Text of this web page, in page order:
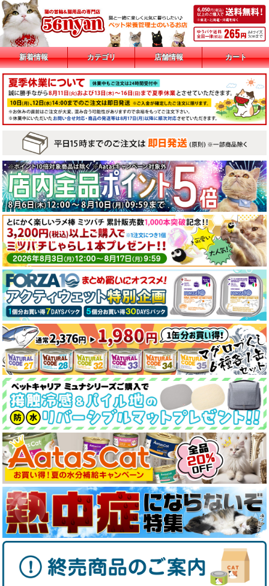
新着情報 カテゴリ 店舗情報 カート